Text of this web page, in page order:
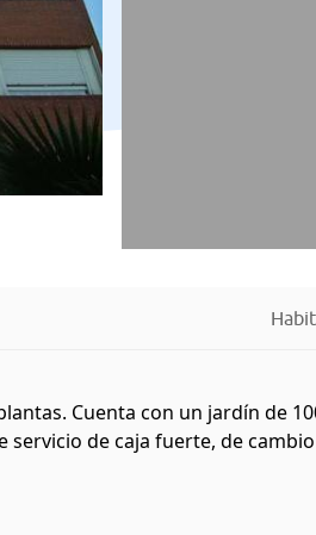
Cuenta con un jardín de
de caja fuerte, de